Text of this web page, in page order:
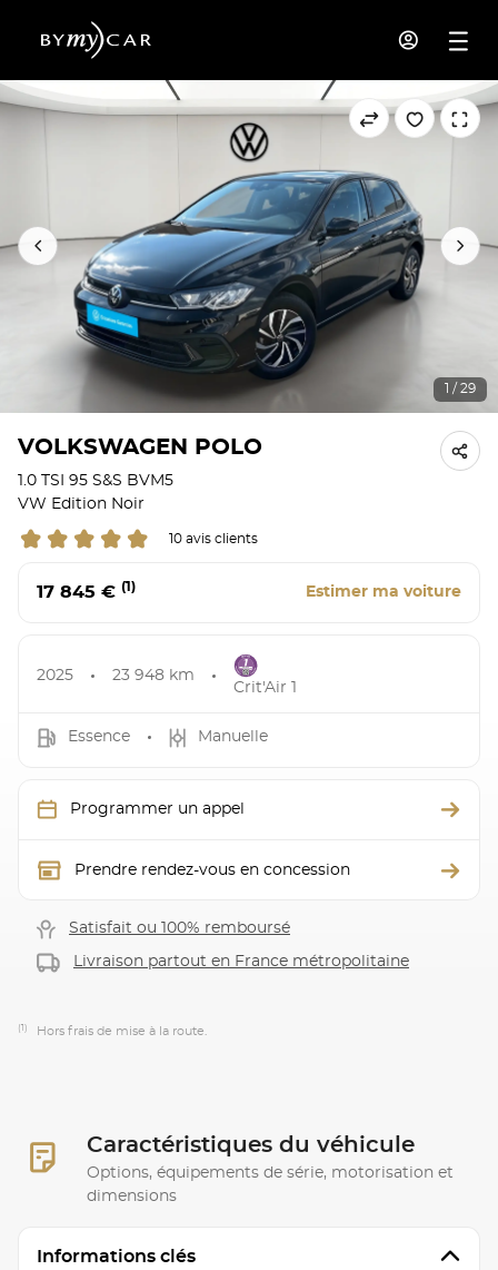
1 / 29
VOLKSWAGEN POLO
1.0 TSI 95 S&S BVM5
VW Edition Noir
10 avis clients
17 845 € (1) Estimer ma voiture
2025 23 948 km
Crit'Air 1
Essence Manuelle
Programmer un appel
Prendre rendez-vous en concession
Satisfait ou 100% remboursé
Livraison partout en France métropolitaine
(1) Hors frais de mise à la route.
Caractéristiques du véhicule
Options, équipements de série, motorisation et
dimensions
Informations clés